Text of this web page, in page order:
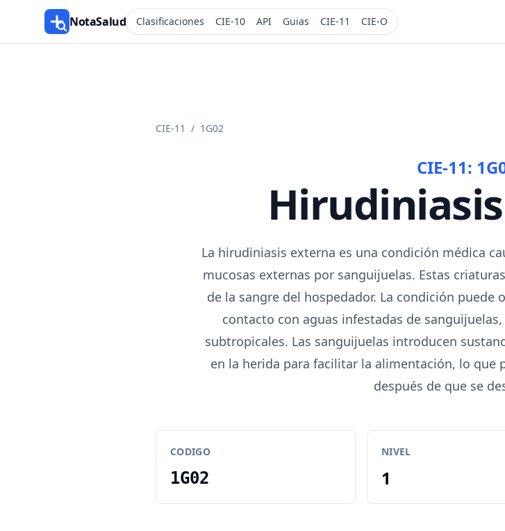
NotaSalud Clasificaciones CIE-10 API Guias CIE-11 CIE-O
CIE-11 / 1G02
CIE-11:
La hirudiniasis externa es una condición médica
mucosas externas por sanguijuelas. Estas
de la sangre del hospedador. La condición puede
contacto con aguas infestadas de
subtropicales. Las sanguijuelas introducen
en la herida para facilitar la alimentación, lo que
después de que se
CODIGO
1G02
NIVEL
1